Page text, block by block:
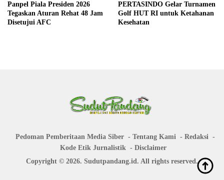
Panpel Piala Presiden 2026
Tegaskan Aturan Rehat 48 Jam
Disetujui AFC
PERTASINDO Gelar Turnamen
Golf HUT RI untuk Ketahanan
Kesehatan
Pedoman Pemberitaan Media Siber Tentang Kami
Redaksi
Kode Etik Jurnalistik
Disclaimer
Copyright © 2026. Sudutpandang.id. All rights reserved.